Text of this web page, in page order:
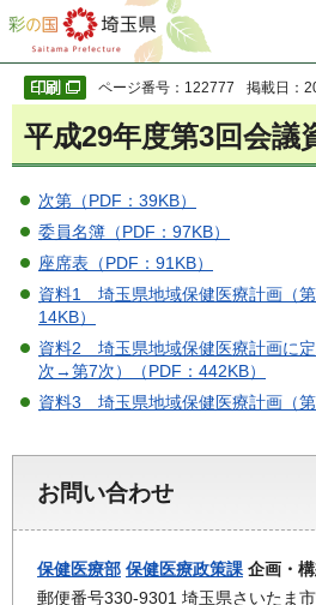
彩の国 埼玉県
ページ番号：122777 掲載日：
平成29年度第3回会議
次第（PDF：39KB）
委員名簿（PDF：97KB）
座席表（PDF：91KB）
資料1 埼玉県地域保健医療計画（
14KB）
資料2 埼玉県地域保健医療計画に
次→第7次）（PDF：442KB）
資料3 埼玉県地域保健医療計画（第
お問い合わせ
保健医療部 保健医療政策課 企画・
郵便番号330-9301 埼玉県さいたま